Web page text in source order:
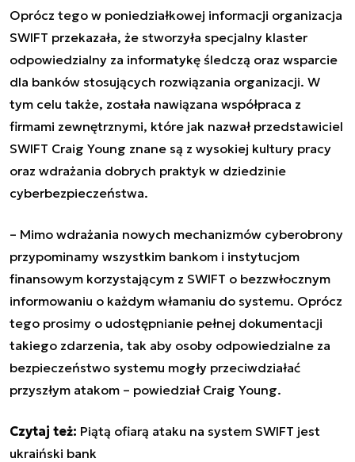
Oprócz tego w poniedziałkowej informacji organizacja
SWIFT przekazała, że stworzyła specjalny klaster
odpowiedzialny za informatykę śledczą oraz wsparcie
dla banków stosujących rozwiązania organizacji. W
tym celu także, została nawiązana współpraca z
firmami zewnętrznymi, które jak nazwał przedstawiciel
SWIFT Craig Young znane są z wysokiej kultury pracy
oraz wdrażania dobrych praktyk w dziedzinie
cyberbezpieczeństwa.
– Mimo wdrażania nowych mechanizmów cyberobrony
przypominamy wszystkim bankom i instytucjom
finansowym korzystającym z SWIFT o bezzwłocznym
informowaniu o każdym włamaniu do systemu. Oprócz
tego prosimy o udostępnianie pełnej dokumentacji
takiego zdarzenia, tak aby osoby odpowiedzialne za
bezpieczeństwo systemu mogły przeciwdziałać
przyszłym atakom – powiedział Craig Young.
Czytaj też: Piątą ofiarą ataku na system SWIFT jest
ukraiński bank